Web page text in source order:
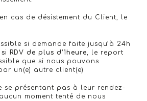
cas de désistement du Client, le
si demande faite jusqu’à 24h
si RDV de plus d’1heure, le report
que si nous pouvons
un(e) autre client(e)
se présentant pas à leur rendez-
moment tenté de nous